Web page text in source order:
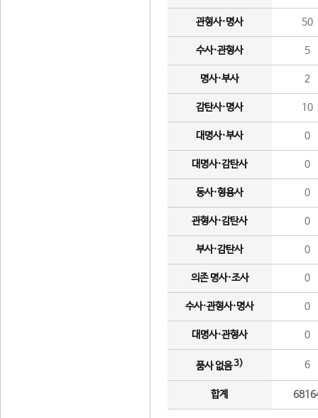
관형사·명사 50
수사·관형사 5
명사·부사 2
감탄사·명사 10
대명사·부사 0
대명사·감탄사 0
동사·형용사 0
관형사·감탄사 0
부사·감탄사 0
의존 명사·조사 0
수사·관형사·명사 0
대명사·관형사 0
품사 없음3) 6
합계